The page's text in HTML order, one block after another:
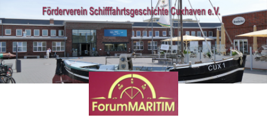
Inhalt
springen